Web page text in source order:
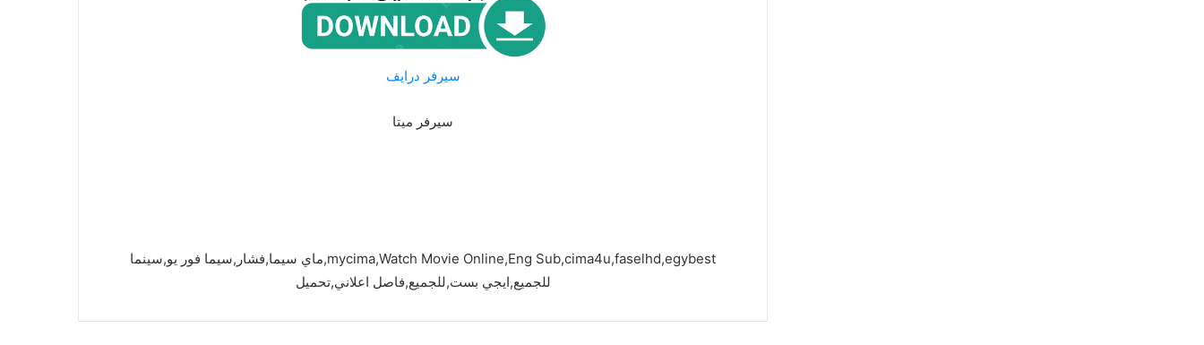
سيرفر درايف
سيرفر ميتا
mycima,Watch Movie Online,Eng Sub,cima4u,faselhd,egybest,ماي سيما,فشار,سيما فور يو,سينما
للجميع,ايجي بست,للجميع,فاصل اعلاني,تحميل